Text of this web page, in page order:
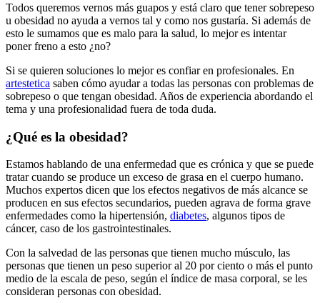
Todos queremos vernos más guapos y está claro que tener sobrepeso
u obesidad no ayuda a vernos tal y como nos gustaría. Si además de
esto le sumamos que es malo para la salud, lo mejor es intentar
poner freno a esto ¿no?
Si se quieren soluciones lo mejor es confiar en profesionales. En
artestetica saben cómo ayudar a todas las personas con problemas de
sobrepeso o que tengan obesidad. Años de experiencia abordando el
tema y una profesionalidad fuera de toda duda.
¿Qué es la obesidad?
Estamos hablando de una enfermedad que es crónica y que se puede
tratar cuando se produce un exceso de grasa en el cuerpo humano.
Muchos expertos dicen que los efectos negativos de más alcance se
producen en sus efectos secundarios, pueden agrava de forma grave
enfermedades como la hipertensión, diabetes, algunos tipos de
cáncer, caso de los gastrointestinales.
Con la salvedad de las personas que tienen mucho músculo, las
personas que tienen un peso superior al 20 por ciento o más el punto
medio de la escala de peso, según el índice de masa corporal, se les
consideran personas con obesidad.